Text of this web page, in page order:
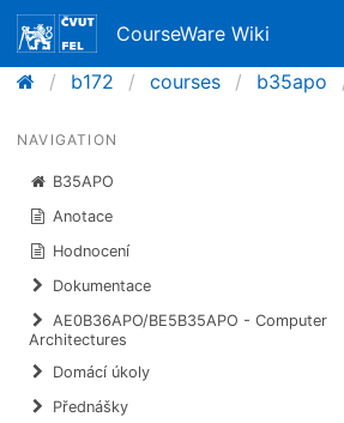
CourseWare Wiki
b172
courses b35apo
NAVIGATION
B35APO
Anotace
Hodnocení
Dokumentace
AE0B36APO/BE5B35APO - Computer
Architectures
Domácí úkoly
Přednášky